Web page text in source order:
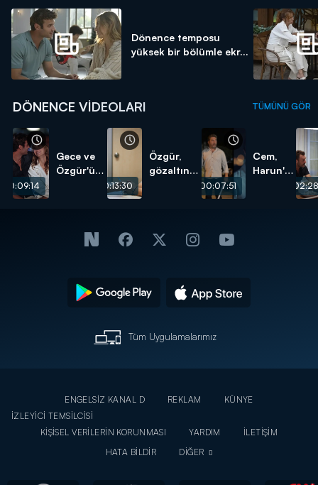
Dönence temposu
yüksek bir bölümle ekr...
DÖNENCE VIDEOLARI TÜMÜNÜ GÖR
00:09:14
Gece ve
Özgür'ün
00:13:30
Özgür,
gözaltında
00:07:51
Cem,
Harun'u
Tüm Uygulamalarımız
ENGELSİZ KANAL D REKLAM
KÜNYE
İZLEYİCİ TEMSİLCİSİ
KİŞİSEL VERİLERİN KORUNMASI
YARDIM
İLETİŞİM
HATA BİLDİR
DİĞER